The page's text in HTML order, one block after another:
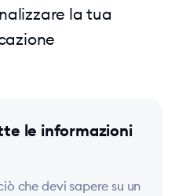
la tua
le informazioni
che devi sapere su un